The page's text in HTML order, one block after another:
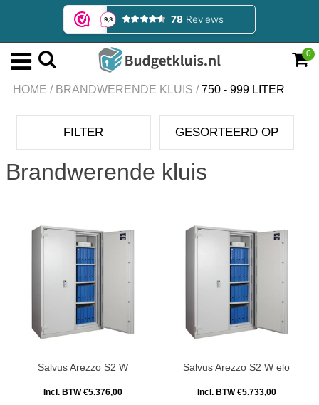
0
HOME / BRANDWERENDE KLUIS / 750 - 999 LITER
FILTER GESORTEERD OP
Brandwerende kluis
Salvus Arezzo S2 W
Incl. BTW €5.376,00
Salvus Arezzo S2 W elo
Incl. BTW €5.733,00